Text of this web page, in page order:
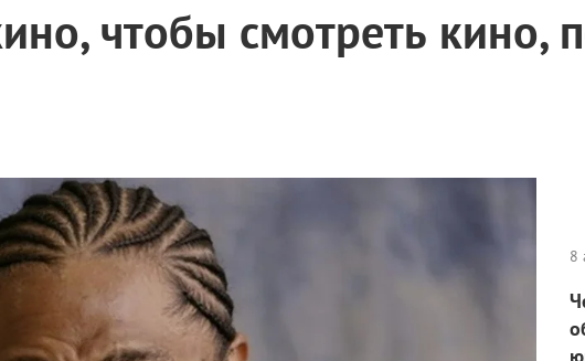
чтобы смотреть кино,
8